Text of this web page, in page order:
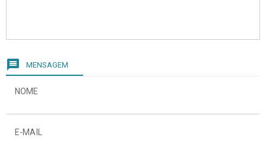
message MENSAGEM
NOME
E-MAIL